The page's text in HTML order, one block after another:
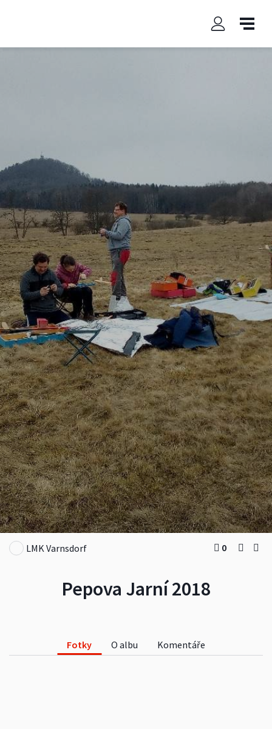
Pepova Jarní 2018
LMK Varnsdorf 0
Fotky O albu Komentáře